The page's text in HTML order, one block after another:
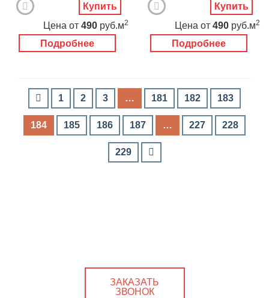
Подробнее
Цена от 490 руб.м2
Купить
Подробнее
Цена от 490 руб.м2
Купить
1 2 3 … 181 182 183
184 185 186 187 … 227 228
229
ЗАКАЗАТЬ
ЗВОНОК